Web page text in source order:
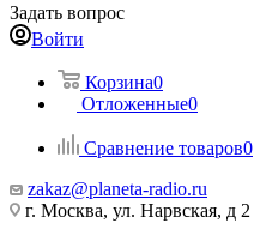
Задать вопрос
Войти
Корзина0
Отложенные0
Сравнение товаров0
zakaz@planeta-radio.ru
г. Москва, ул. Нарвская, д 2